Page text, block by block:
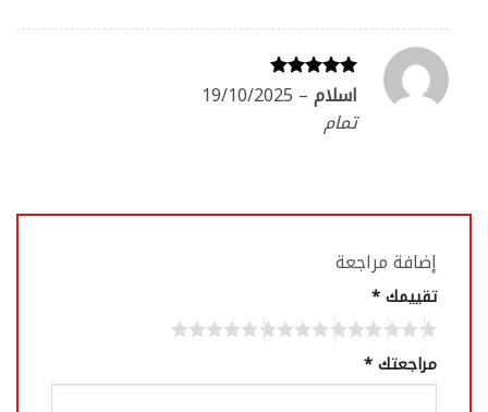
تم التقييم
اسلام–
19/10/2025
تمام
إضافة مراجعة
تقييمك*
مراجعتك*